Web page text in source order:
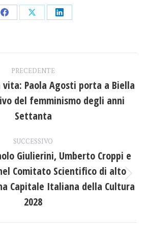
CondividiCondividiCondividi
PRECEDENTE
Post
precedente:
vita: Paola Agosti porta a Biella
del femminismo degli anni
Settanta
SUCCESSIVO
Prossimo
post:
Giulierini, Umberto Croppi e
Comitato Scientifico di alto
Capitale Italiana della Cultura
2028